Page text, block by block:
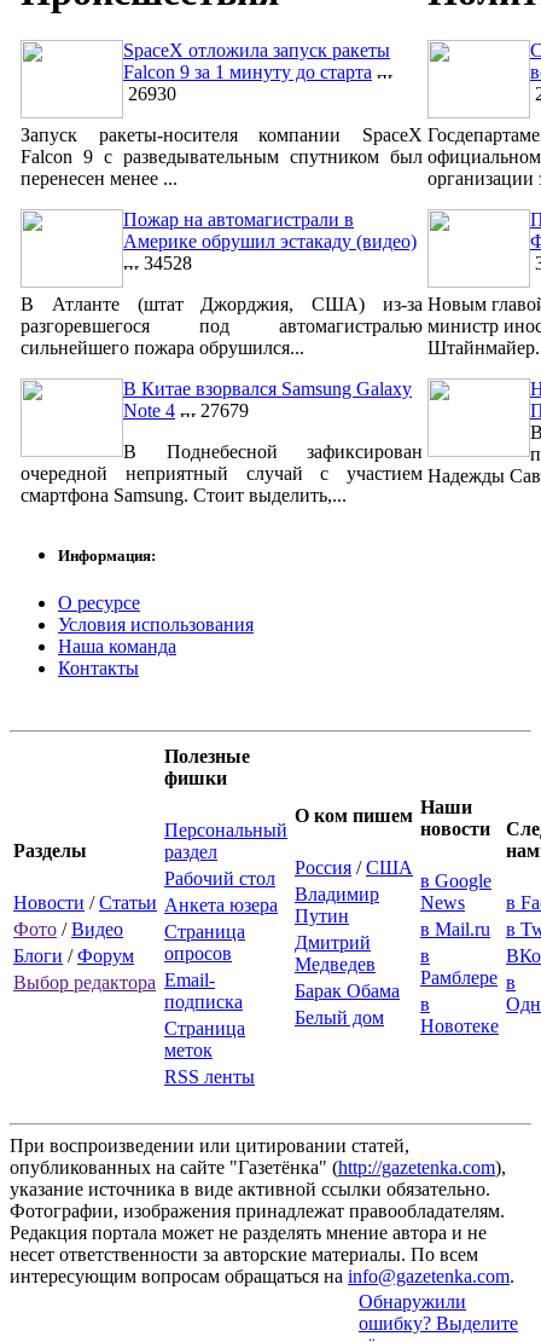
SpaceX отложила запуск ракеты
Falcon 9 за 1 минуту до старта
26930
Запуск ракеты-носителя компании SpaceX
Falcon 9 с разведывательным спутником был
перенесен менее ...
Пожар на автомагистрали в
Америке обрушил эстакаду (видео)
34528
В Атланте (штат Джорджия, США) из-за
разгоревшегося под автомагистралью
сильнейшего пожара обрушился...
В Китае взорвался Samsung Galaxy
Note 4
27679
В Поднебесной зафиксирован
очередной неприятный случай с участием
смартфона Samsung. Стоит выделить,...
организации
Новым
министр
Надежды
Информация:
О ресурсе
Условия использования
Наша команда
Контакты
Разделы
Новости /Статьи
Фото /Видео
Блоги /Форум
Выбор редактора
Полезные
фишки
Персональный
раздел
Рабочий стол
Анкета юзера
Страница
опросов
Email-
подписка
Страница
меток
RSS ленты
О ком пишем
Россия /США
Владимир
Путин
Дмитрий
Медведев
Барак Обама
Белый дом
Наши
новости
в Google
News
в Mail.ru
в
Рамблере
в
Новотеке
в
в
в
При воспроизведении или цитировании статей,
опубликованных на сайте "Газетёнка" (http://gazetenka.com),
указание источника в виде активной ссылки обязательно.
Фотографии, изображения принадлежат правообладателям.
Редакция портала может не разделять мнение автора и не
несет ответственности за авторские материалы. По всем
интересующим вопросам обращаться на info@gazetenka.com.
Обнаружили
ошибку? Выделите